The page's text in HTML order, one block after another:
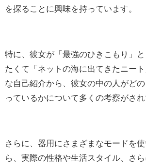
を探ることに興味を持っています。
特に、彼女が「最強のひきこもり」
たくて「ネットの海に出てきたニー
な自己紹介から、彼女の中の人がど
っているかについて多くの考察がされ
さらに、器用にさまざまなモードを
ら、実際の性格や生活スタイル、さ